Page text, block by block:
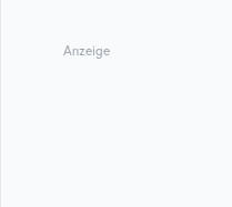
Anzeige